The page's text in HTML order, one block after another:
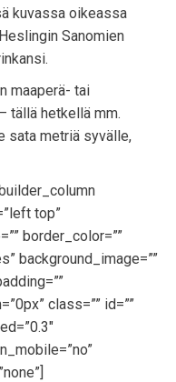
kuvassa oikeassa
Sanomien
maaperä- tai
tällä hetkellä mm.
sata metriä syvälle,
top”
border_color=””
background_image=””
class=”” id=””